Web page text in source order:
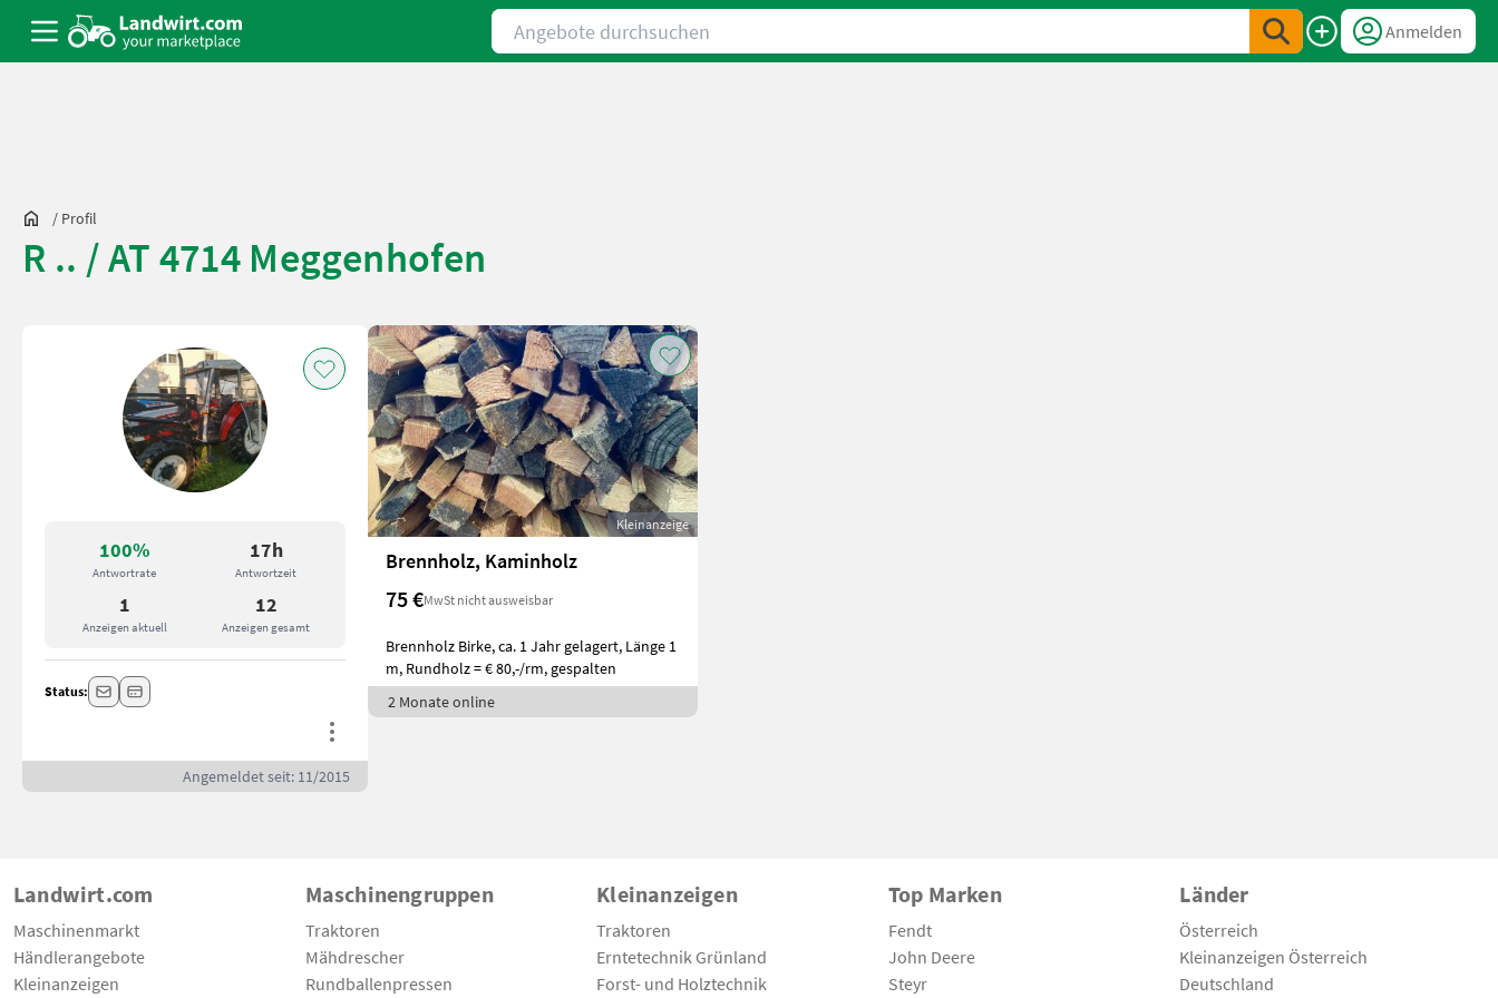
Angebote durchsuchen
Anmelden
/ Profil
R .. / AT 4714 Meggenhofen
100%
Antwortrate
17h
Antwortzeit
1
Anzeigen aktuell
12
Anzeigen gesamt
Status:
Angemeldet seit: 11/2015
Kleinanzeige
Brennholz, Kaminholz
75 €MwSt nicht ausweisbar
Brennholz Birke, ca. 1 Jahr gelagert, Länge 1
m, Rundholz = € 80,-/rm, gespalten
2 Monate online
Landwirt.com
Maschinenmarkt
Händlerangebote
Kleinanzeigen
Maschinengruppen
Traktoren
Mähdrescher
Rundballenpressen
Kleinanzeigen
Traktoren
Erntetechnik Grünland
Forst- und Holztechnik
Top Marken
Fendt
John Deere
Steyr
Länder
Österreich
Kleinanzeigen Österreich
Deutschland